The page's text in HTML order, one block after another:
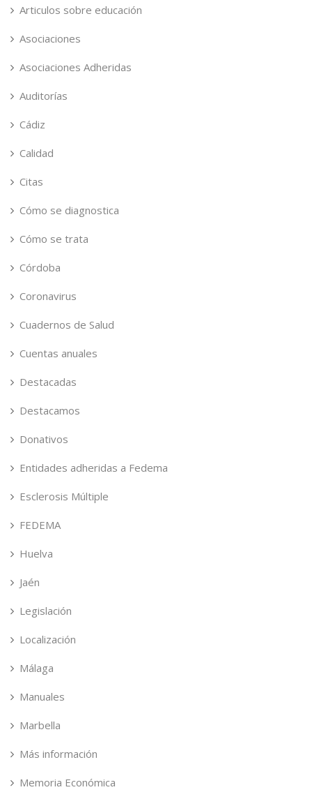
Articulos sobre educación
Asociaciones
Asociaciones Adheridas
Auditorías
Cádiz
Calidad
Citas
Cómo se diagnostica
Cómo se trata
Córdoba
Coronavirus
Cuadernos de Salud
Cuentas anuales
Destacadas
Destacamos
Donativos
Entidades adheridas a Fedema
Esclerosis Múltiple
FEDEMA
Huelva
Jaén
Legislación
Localización
Málaga
Manuales
Marbella
Más información
Memoria Económica